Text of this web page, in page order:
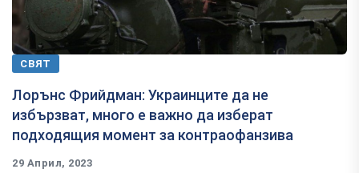
СВЯТ
Лорънс Фрийдман: Украинците да не
избързват, много е важно да изберат
подходящия момент за контраофанзива
29 Април, 2023